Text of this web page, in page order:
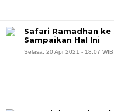
Safari Ramadhan
Sampaikan Hal Ini
Selasa, 20 Apr 2021 - 18:07 WIB